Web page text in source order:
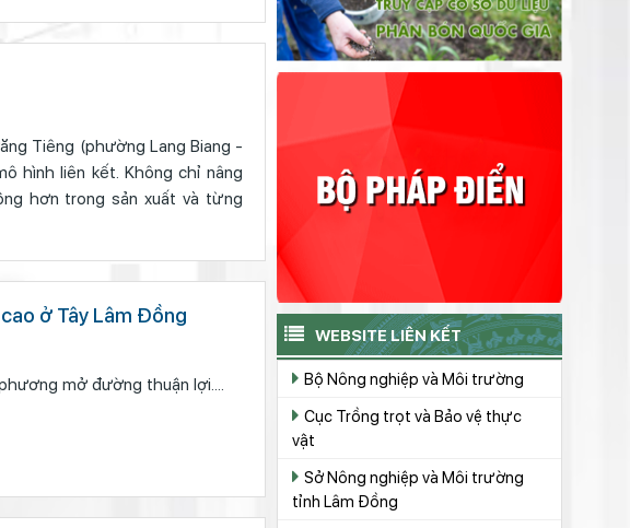
Tiêng (phường Lang Biang -
hình liên kết. Không chỉ nâng
hơn trong sản xuất và từng
ở Tây Lâm Ðồng
mở đường thuận lợi....
WEBSITE LIÊN KẾT
Bộ Nông nghiệp và Môi trường
Cục Trồng trọt và Bảo vệ thực
vật
Sở Nông nghiệp và Môi trường
tỉnh Lâm Đồng